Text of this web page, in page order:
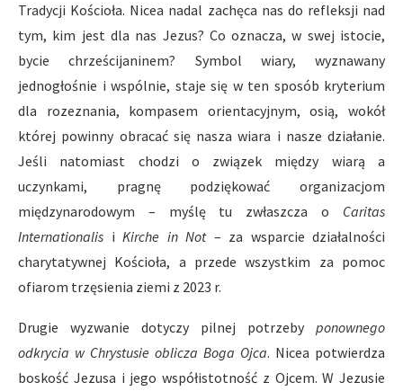
Tradycji Kościoła. Nicea nadal zachęca nas do refleksji nad
tym, kim jest dla nas Jezus? Co oznacza, w swej istocie,
bycie chrześcijaninem? Symbol wiary, wyznawany
jednogłośnie i wspólnie, staje się w ten sposób kryterium
dla rozeznania, kompasem orientacyjnym, osią, wokół
której powinny obracać się nasza wiara i nasze działanie.
Jeśli natomiast chodzi o związek między wiarą a
uczynkami, pragnę podziękować organizacjom
międzynarodowym – myślę tu zwłaszcza o Caritas
Internationalis i Kirche in Not– za wsparcie działalności
charytatywnej Kościoła, a przede wszystkim za pomoc
ofiarom trzęsienia ziemi z 2023 r.
Drugie wyzwanie dotyczy pilnej potrzeby ponownego
odkrycia w Chrystusie oblicza Boga Ojca. Nicea potwierdza
boskość Jezusa i jego współistotność z Ojcem. W Jezusie